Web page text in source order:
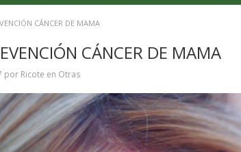
CÁNCER DE MAMA
CÁNCER DE MAMA
por Ricote en Otras